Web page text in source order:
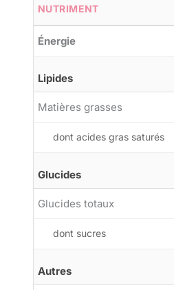
NUTRIMENT
Énergie
Lipides
Matières grasses
dont acides gras saturés
Glucides
Glucides totaux
dont sucres
Autres